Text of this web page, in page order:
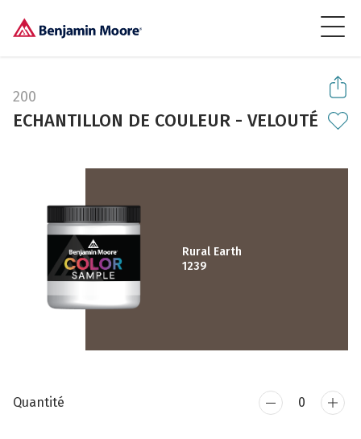
200
ECHANTILLON DE COULEUR - VELOUTÉ
Rural Earth
1239
Quantité